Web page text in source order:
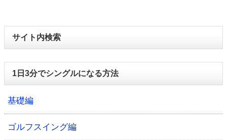
サイト内検索
1日3分でシングルになる方法
基礎編
ゴルフスイング編